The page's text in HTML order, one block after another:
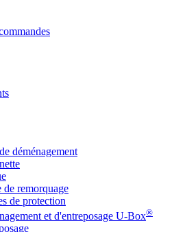
déménagement
remorquage
de protection
et d'entreposage U-Box®